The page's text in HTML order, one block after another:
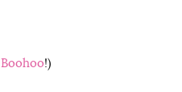
Boohoo!)